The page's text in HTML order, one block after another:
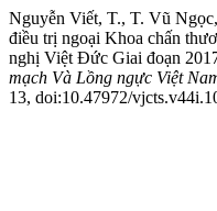
Nguyễn Viết, T., T. Vũ
điều trị ngoại Khoa chấn
nghị Việt Đức Giai đoạn
mạch Và Lồng ngực Việt
13, doi:10.47972/